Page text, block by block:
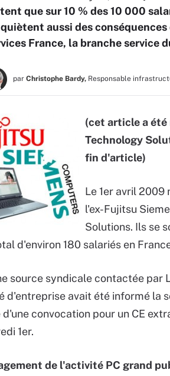
que sur 10 % des 10 000
aussi des
France, la branche service
par Christophe Bardy, Responsable
(cet article a
Technology
fin d'article)
Le 1er avril 2009
l'ex-Fujitsu
Solutions. Ils se
d'environ 180 salariés en
source syndicale contactée par
d'entreprise avait été informé la
convocation pour un CE
1er.
de l'activité PC grand